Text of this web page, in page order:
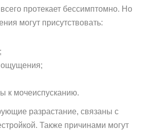
протекает бессимптомно. Но
могут присутствовать:
ощущения;
к мочеиспусканию.
разрастание, связаны с
Также причинами могут